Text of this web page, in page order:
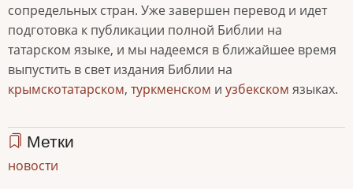
сопредельных стран. Уже завершен перевод и идет
подготовка к публикации полной Библии на
татарском языке, и мы надеемся в ближайшее время
выпустить в свет издания Библии на
крымскотатарском, туркменском и узбекском языках.
Метки
новости